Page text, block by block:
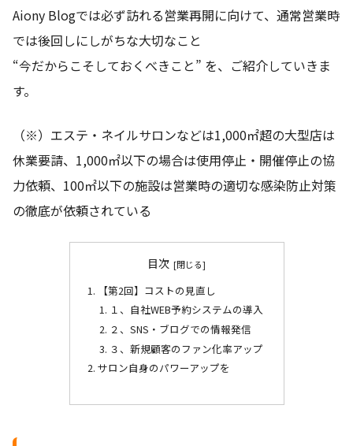
Aiony Blogでは必ず訪れる営業再開に向けて、通常営業時
では後回しにしがちな大切なこと
“今だからこそしておくべきこと” を、ご紹介していきま
す。
（※）エステ・ネイルサロンなどは1,000㎡超の大型店は
休業要請、1,000㎡以下の場合は使用停止・開催停止の協
力依頼、100㎡以下の施設は営業時の適切な感染防止対策
の徹底が依頼されている
目次
【第2回】コストの見直し
１、自社WEB予約システムの導入
２、SNS・ブログでの情報発信
３、新規顧客のファン化率アップ
サロン自身のパワーアップを